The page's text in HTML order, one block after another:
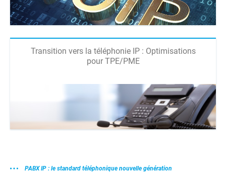
Transition vers la téléphonie IP : Optimisations
pour TPE/PME
PABX IP : le standard téléphonique nouvelle génération